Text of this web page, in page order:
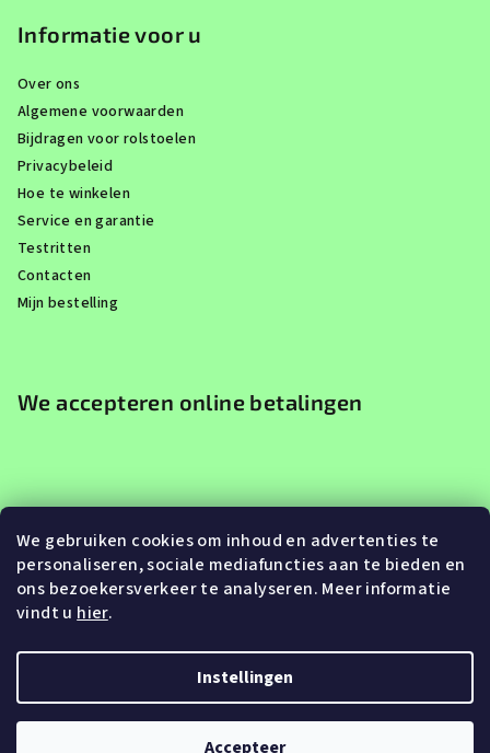
We gebruiken cookies om inhoud en advertenties te
personaliseren, sociale mediafuncties aan te bieden en
ons bezoekersverkeer te analyseren. Meer informatie
vindt u hier.
Instellingen
Accepteer
Informatie voor u
Over ons
Algemene voorwaarden
Bijdragen voor rolstoelen
Privacybeleid
Hoe te winkelen
Service en garantie
Testritten
Contacten
Mijn bestelling
We accepteren online betalingen